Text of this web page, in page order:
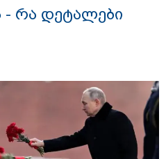
დაკავებულ ორ
იმნაძესა და
აღკვეთის
პატიმრობა
- რა დეტალები